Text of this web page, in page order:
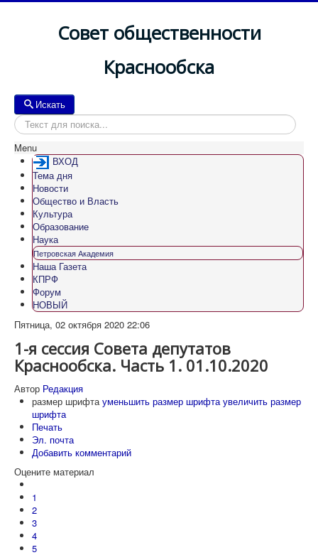
Совет общественности
Краснообска
Искать
Menu
ВХОД
Тема дня
Новости
Общество и Власть
Культура
Образование
Наука
Петровская Академия
Наша Газета
КПРФ
Форум
НОВЫЙ
Пятница, 02 октября 2020 22:06
1-я сессия Совета депутатов
Краснообска. Часть 1. 01.10.2020
Автор Редакция
размер шрифта уменьшить размер шрифта увеличить размер
шрифта
Печать
Эл. почта
Добавить комментарий
Оцените материал
1
2
3
4
5